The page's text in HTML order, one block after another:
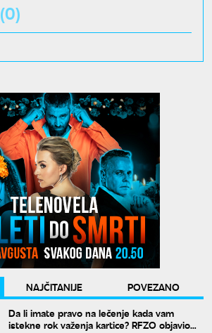
(0)
NAJČITANIJE
POVEZANO
Da li imate pravo na lečenje kada vam
istekne rok važenja kartice? RFZO objavio